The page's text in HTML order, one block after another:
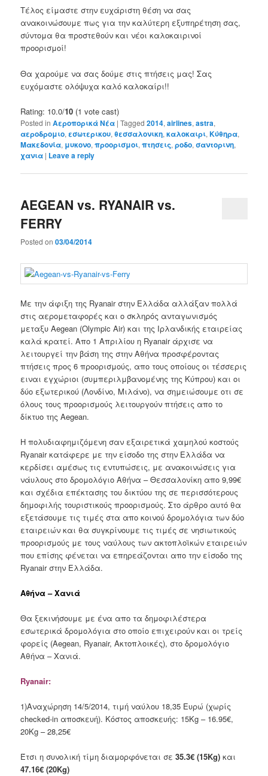
Τέλος είμαστε στην ευχάριστη θέση να σας
ανακοινώσουμε πως για την καλύτερη εξυπηρέτηση σας,
σύντομα θα προστεθούν και νέοι καλοκαιρινοί
προορισμοί!
Θα χαρούμε να σας δούμε στις πτήσεις μας! Σας
ευχόμαστε ολόψυχα καλό καλοκαίρι!!
Rating: 10.0/10 (1 vote cast)
Posted in Αεροπορικά Νέα |Tagged 2014,airlines,astra,
αεροδρομιο,εσωτερικου,θεσσαλονικη,καλοκαιρι,Κύθηρα,
Μακεδονία, μυκονο,προορισμοι,πτησεις,ροδο,σαντορινη,
χανια | Leave a reply
AEGEAN vs. RYANAIR vs.
FERRY
Posted on03/04/2014
Με την άφιξη της Ryanair στην Ελλάδα αλλάξαν πολλά
στις αερομεταφορές και ο σκληρός ανταγωνισμός
μεταξυ Aegean (Olympic Air) και της Ιρλανδικής εταιρείας
καλά κρατεί. Απο 1 Απριλίου η Ryanair άρχισε να
λειτουργεί την βάση της στην Αθήνα προσφέροντας
πτήσεις προς 6 προορισμούς, απο τους οποίους οι τέσσερις
ειναι εγχώριοι (συμπεριλμβανομένης της Κύπρου) και οι
δύο εξωτερικού (Λονδίνο, Μιλάνο), να σημειώσουμε οτι σε
όλους τους προορισμούς λειτουργούν πτήσεις απο το
δίκτυο της Aegean.
Η πολυδιαφημιζόμενη σαν εξαιρετικά χαμηλού κοστούς
Ryanair κατάφερε με την είσοδο της στην Ελλάδα να
κερδίσει αμέσως τις εντυπώσεις, με ανακοινώσεις για
νάυλους στο δρομολόγιο Αθήνα – Θεσσαλονίκη απο 9,99€
και σχέδια επέκτασης του δικτύου της σε περισσότερους
δημοφιλής τουριστικούς προορισμούς. Στο άρθρο αυτό θα
εξετάσουμε τις τιμές στα απο κοινού δρομολόγια των δύο
εταιρειών και θα συγκρίνουμε τις τιμές σε νησιωτικούς
προορισμούς με τους ναύλους των ακτοπλοϊκών εταιρειών
που επίσης φένεται να επηρεάζονται απο την είσοδο της
Ryanair στην Ελλάδα.
Αθήνα – Χανιά
Θα ξεκινήσουμε με ένα απο τα δημοφιλέστερα
εσωτερικά δρομολόγια στο οποίο επιχειρούν και οι τρείς
φορείς (Aegean, Ryanair, Ακτοπλοικές), στο δρομολόγιο
Αθήνα – Χανιά.
Ryanair:
1)Αναχώρηση 14/5/2014, τιμή ναύλου 18,35 Ευρώ (χωρίς
checked-in αποσκευή). Κόστος αποσκευής: 15Kg – 16.95€,
20Kg – 28,25€
Έτσι η συνολική τίμη διαμορφόνεται σε35.3€ (15Kg) και
47.16€ (20Kg)